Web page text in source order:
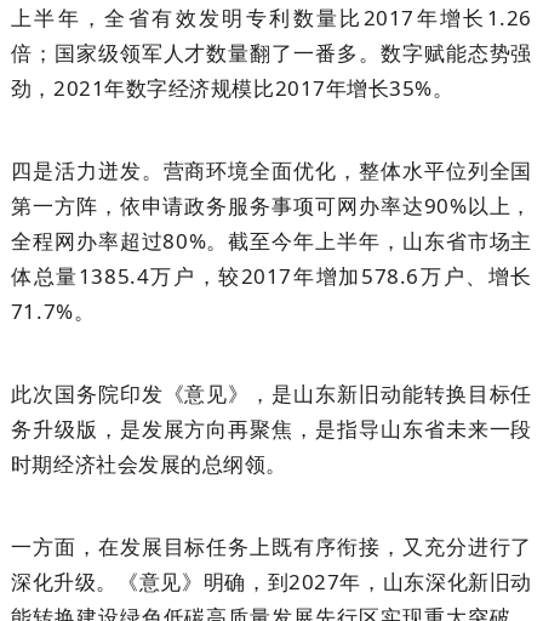
上半年，全省有效发明专利数量比2017年增长1.26
倍；国家级领军人才数量翻了一番多。数字赋能态势强
劲，2021年数字经济规模比2017年增长35%。
四是活力迸发。营商环境全面优化，整体水平位列全国
第一方阵，依申请政务服务事项可网办率达90%以上，
全程网办率超过80%。截至今年上半年，山东省市场主
体总量1385.4万户，较2017年增加578.6万户、增长
71.7%。
此次国务院印发《意见》，是山东新旧动能转换目标任
务升级版，是发展方向再聚焦，是指导山东省未来一段
时期经济社会发展的总纲领。
一方面，在发展目标任务上既有序衔接，又充分进行了
深化升级。《意见》明确，到2027年，山东深化新旧动